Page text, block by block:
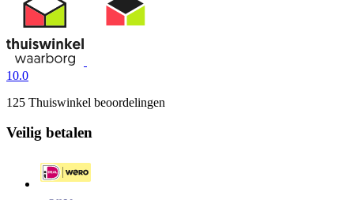
10.0
125 Thuiswinkel beoordelingen
Veilig betalen